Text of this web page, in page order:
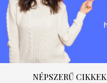
NÉPSZERŰ CIKKEK